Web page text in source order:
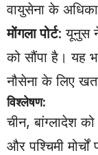
वायुसेना के
मोंगला पोर्ट: यूनुस ने
को सौंपा है। यह
नौसेना के लिए
विश्लेषण:
चीन, बांग्लादेश
और पश्चिमी